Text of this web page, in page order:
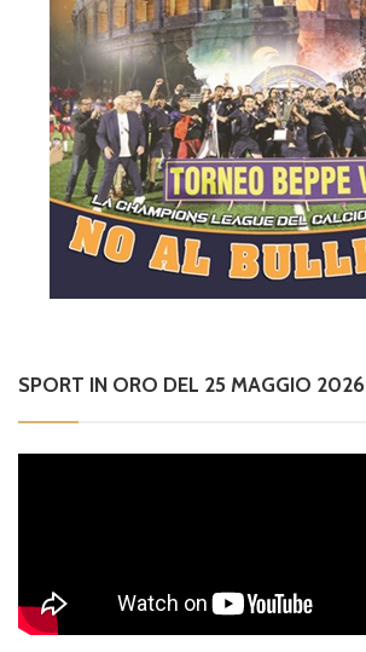
SPORT IN ORO DEL 25 MAGGIO 2026